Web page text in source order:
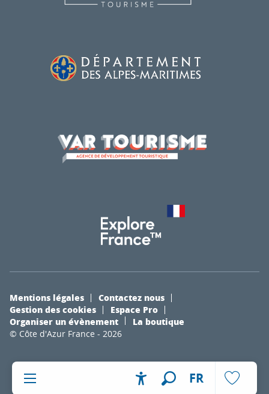
FR
© Côte d'Azur France - 2026
Mentions légales
Contactez nous
Gestion des cookies
Espace Pro
Organiser un évènement
La boutique